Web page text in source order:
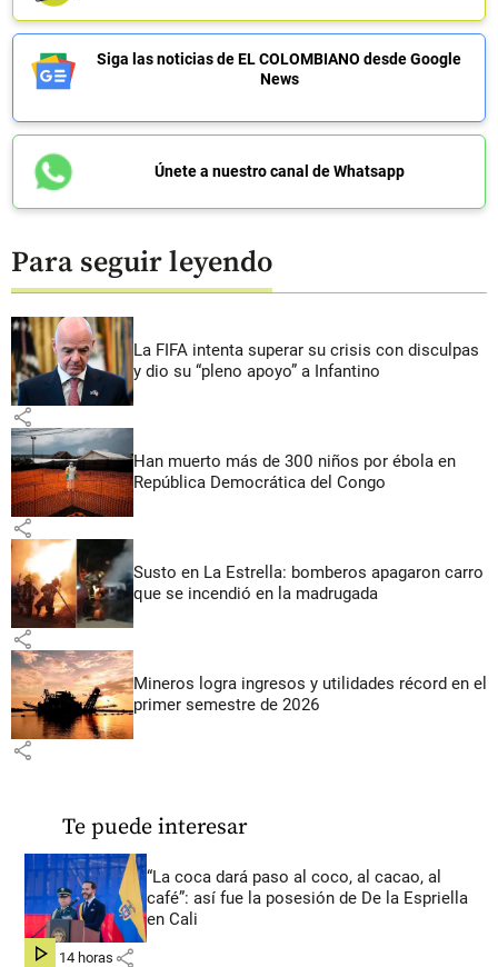
Siga las noticias de EL COLOMBIANO desde Google
News
Únete a nuestro canal de Whatsapp
Para seguir leyendo
La FIFA intenta superar su crisis con disculpas
y dio su “pleno apoyo” a Infantino
share
Han muerto más de 300 niños por ébola en
República Democrática del Congo
share
Susto en La Estrella: bomberos apagaron carro
que se incendió en la madrugada
share
Mineros logra ingresos y utilidades récord en el
primer semestre de 2026
share
Te puede interesar
“La coca dará paso al coco, al cacao, al
café”: así fue la posesión de De la Espriella
en Cali
hace 14 horas share